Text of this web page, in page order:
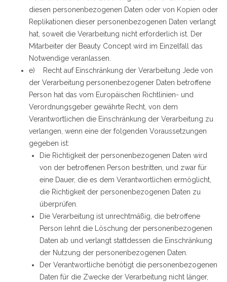
diesen personenbezogenen Daten oder von Kopien oder
Replikationen dieser personenbezogenen Daten verlangt
hat, soweit die Verarbeitung nicht erforderlich ist. Der
Mitarbeiter der Beauty Concept wird im Einzelfall das
Notwendige veranlassen.
e) Recht auf Einschränkung der Verarbeitung Jede von
der Verarbeitung personenbezogener Daten betroffene
Person hat das vom Europäischen Richtlinien- und
Verordnungsgeber gewährte Recht, von dem
Verantwortlichen die Einschränkung der Verarbeitung zu
verlangen, wenn eine der folgenden Voraussetzungen
gegeben ist:
Die Richtigkeit der personenbezogenen Daten wird
von der betroffenen Person bestritten, und zwar für
eine Dauer, die es dem Verantwortlichen ermöglicht,
die Richtigkeit der personenbezogenen Daten zu
überprüfen.
Die Verarbeitung ist unrechtmäßig, die betroffene
Person lehnt die Löschung der personenbezogenen
Daten ab und verlangt stattdessen die Einschränkung
der Nutzung der personenbezogenen Daten.
Der Verantwortliche benötigt die personenbezogenen
Daten für die Zwecke der Verarbeitung nicht länger,